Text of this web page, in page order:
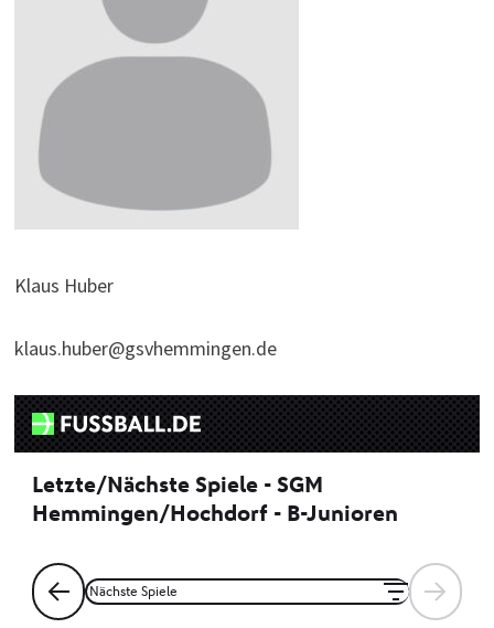
Klaus Huber
klaus.huber@gsvhemmingen.de